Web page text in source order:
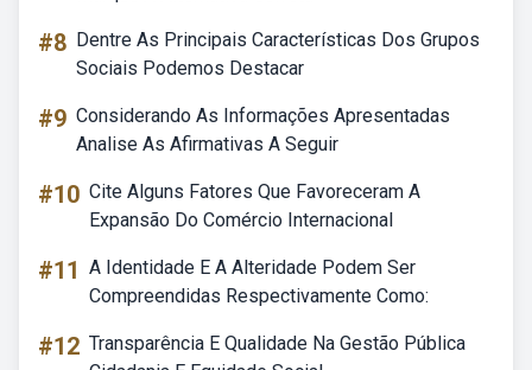
#8 Dentre As Principais Características Dos Grupos
Sociais Podemos Destacar
#9 Considerando As Informações Apresentadas
Analise As Afirmativas A Seguir
#10 Cite Alguns Fatores Que Favoreceram A
Expansão Do Comércio Internacional
#11 A Identidade E A Alteridade Podem Ser
Compreendidas Respectivamente Como:
#12 Transparência E Qualidade Na Gestão Pública